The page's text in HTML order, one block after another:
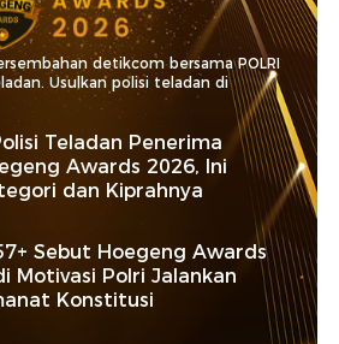
detikcom bersama POLRI
Usulkan polisi teladan di
Teladan Penerima
Awards 2026, Ini
dan Kiprahnya
Sebut Hoegeng Awards
Motivasi Polri Jalankan
Konstitusi